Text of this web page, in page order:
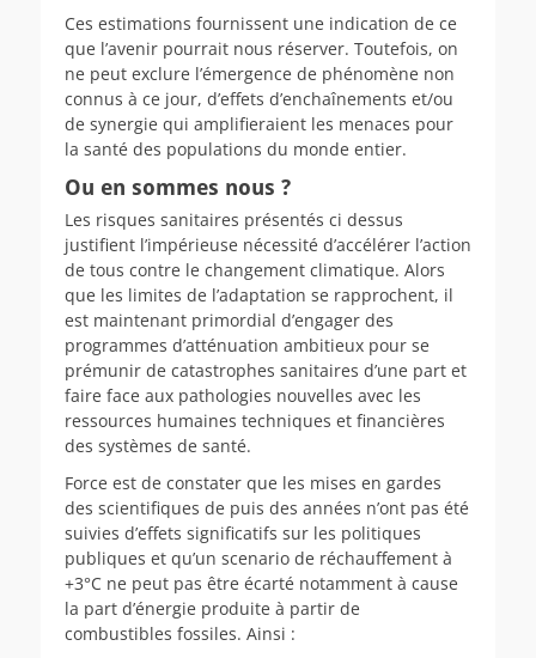
Ces estimations fournissent une indication de ce
que l’avenir pourrait nous réserver. Toutefois, on
ne peut exclure l’émergence de phénomène non
connus à ce jour, d’effets d’enchaînements et/ou
de synergie qui amplifieraient les menaces pour
la santé des populations du monde entier.
Ou en sommes nous ?
Les risques sanitaires présentés ci dessus
justifient l’impérieuse nécessité d’accélérer l’action
de tous contre le changement climatique. Alors
que les limites de l’adaptation se rapprochent, il
est maintenant primordial d’engager des
programmes d’atténuation ambitieux pour se
prémunir de catastrophes sanitaires d’une part et
faire face aux pathologies nouvelles avec les
ressources humaines techniques et financières
des systèmes de santé.
Force est de constater que les mises en gardes
des scientifiques de puis des années n’ont pas été
suivies d’effets significatifs sur les politiques
publiques et qu’un scenario de réchauffement à
+3°C ne peut pas être écarté notamment à cause
la part d’énergie produite à partir de
combustibles fossiles. Ainsi :